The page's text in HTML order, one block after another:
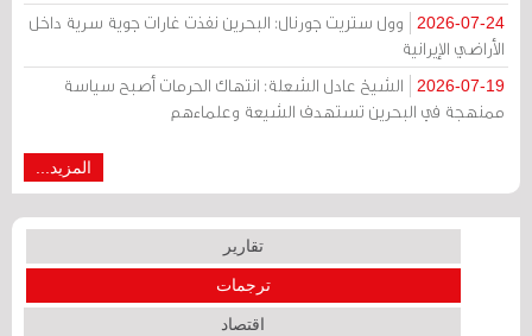
2026-07-24
وول ستريت جورنال: البحرين نفذت غارات جوية سرية داخل
الأراضي الإيرانية
2026-07-19
الشيخ عادل الشعلة: انتهاك الحرمات أصبح سياسة
ممنهجة في البحرين تستهدف الشيعة وعلماءهم
المزيد...
تقارير
ترجمات
اقتصاد